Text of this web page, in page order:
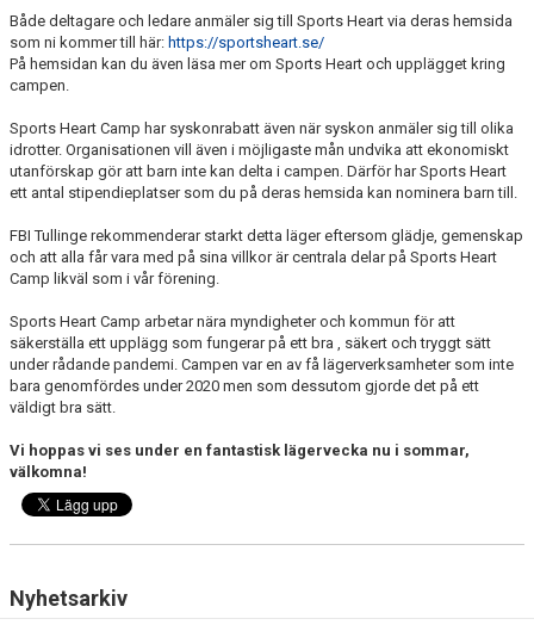
Både deltagare och ledare anmäler sig till Sports Heart via deras hemsida
som ni kommer till här: https://sportsheart.se/
På hemsidan kan du även läsa mer om Sports Heart och upplägget kring
campen.
Sports Heart Camp har syskonrabatt även när syskon anmäler sig till olika
idrotter. Organisationen vill även i möjligaste mån undvika att ekonomiskt
utanförskap gör att barn inte kan delta i campen. Därför har Sports Heart
ett antal stipendieplatser som du på deras hemsida kan nominera barn till.
FBI Tullinge rekommenderar starkt detta läger eftersom glädje, gemenskap
och att alla får vara med på sina villkor är centrala delar på Sports Heart
Camp likväl som i vår förening.
Sports Heart Camp arbetar nära myndigheter och kommun för att
säkerställa ett upplägg som fungerar på ett bra , säkert och tryggt sätt
under rådande pandemi. Campen var en av få lägerverksamheter som inte
bara genomfördes under 2020 men som dessutom gjorde det på ett
väldigt bra sätt.
Vi hoppas vi ses under en fantastisk lägervecka nu i sommar,
välkomna!
Nyhetsarkiv